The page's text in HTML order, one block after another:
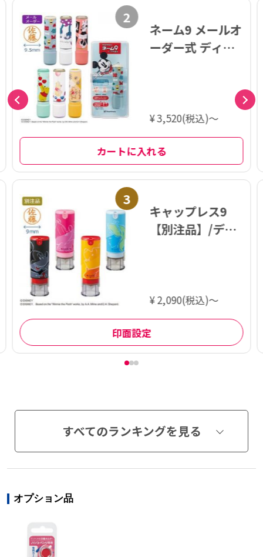
2
ネーム9 メールオ
ーダー式 ディズ
¥ 3,520(税込)～
カートに入れる
3
キャップレス9
【別注品】/ディ
¥ 2,090(税込)～
印面設定
すべてのランキングを見る
オプション品